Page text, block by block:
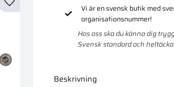
Lägg till i favoriter Lägg till i
Vi är en svensk butik med
organisationsnummer!
Hos oss ska du känna dig
Svensk standard och
Beskrivning